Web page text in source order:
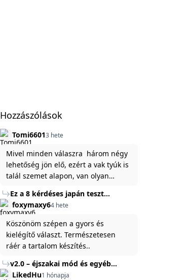
Hozzászólások
Tomi66013 hete
Mivel minden válaszra három négy
lehetőség jön elő, ezért a vak tyúk is
talál szemet alapon, van olyan
Ez a 8 kérdéses japán teszt
hibátlanul feltárja az igazságot
rólad
foxymaxy64 hete
Köszönöm szépen a gyors és
kielégítő választ. Természetesen
ráér a tartalom készítés..
v2.0 – éjszakai mód és egyéb
fejlesztések
LikedHu1 hónapja